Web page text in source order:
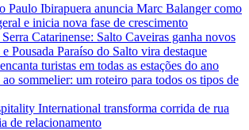
Paulo Ibirapuera anuncia Marc Balanger como
e inicia nova fase de crescimento
Catarinense: Salto Caveiras ganha novos
Pousada Paraíso do Salto vira destaque
turistas em todas as estações do ano
sommelier: um roteiro para todos os tipos de
International transforma corrida de rua
de relacionamento